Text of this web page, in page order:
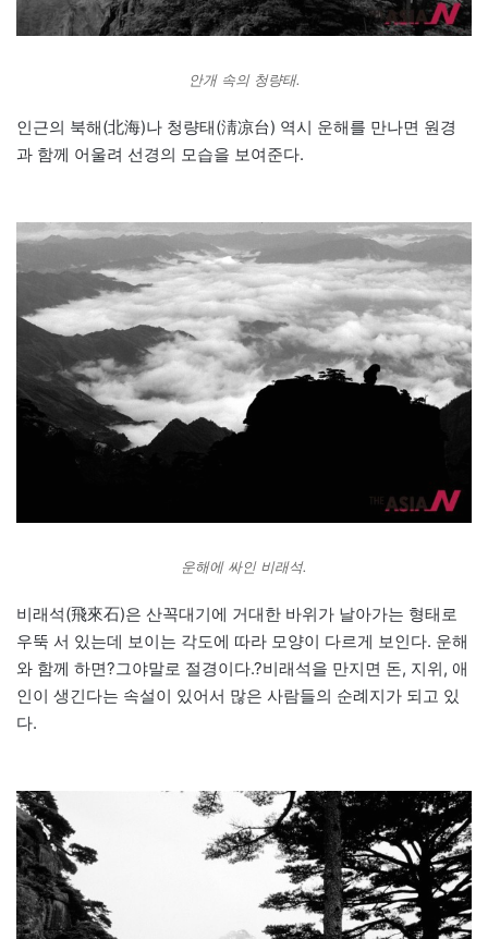
안개 속의 청량태.
인근의 북해(北海)나 청량태(淸凉台) 역시 운해를 만나면 원경
과 함께 어울려 선경의 모습을 보여준다.
운해에 싸인 비래석.
비래석(飛來石)은 산꼭대기에 거대한 바위가 날아가는 형태로
우뚝 서 있는데 보이는 각도에 따라 모양이 다르게 보인다. 운해
와 함께 하면?그야말로 절경이다.?비래석을 만지면 돈, 지위, 애
인이 생긴다는 속설이 있어서 많은 사람들의 순례지가 되고 있
다.